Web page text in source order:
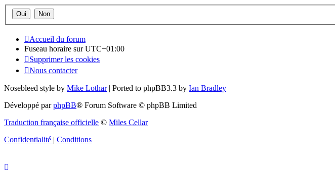
Accueil du forum
Fuseau horaire surUTC+01:00
Supprimer les cookies
Nous contacter
Nosebleed style by Mike Lothar| Ported to phpBB3.3 by Ian Bradley
Développé parphpBB® Forum Software © phpBB Limited
Traduction française officielle © Miles Cellar
Confidentialité | Conditions